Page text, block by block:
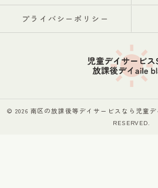
プライバシーポリシー
© 2026 南区の放課後等デイサービスなら児童
RESERVED.